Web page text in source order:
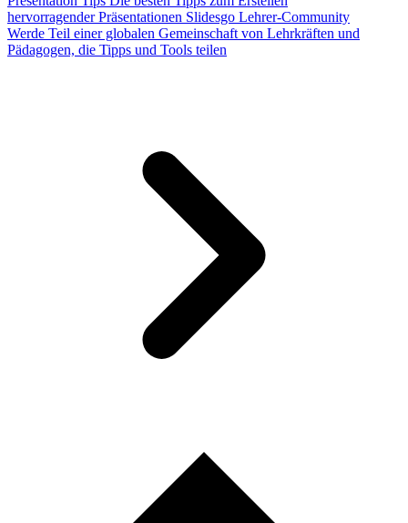
hervorragender Präsentationen Slidesgo Lehrer-Community
Werde Teil einer globalen Gemeinschaft von Lehrkräften und
Pädagogen, die Tipps und Tools teilen